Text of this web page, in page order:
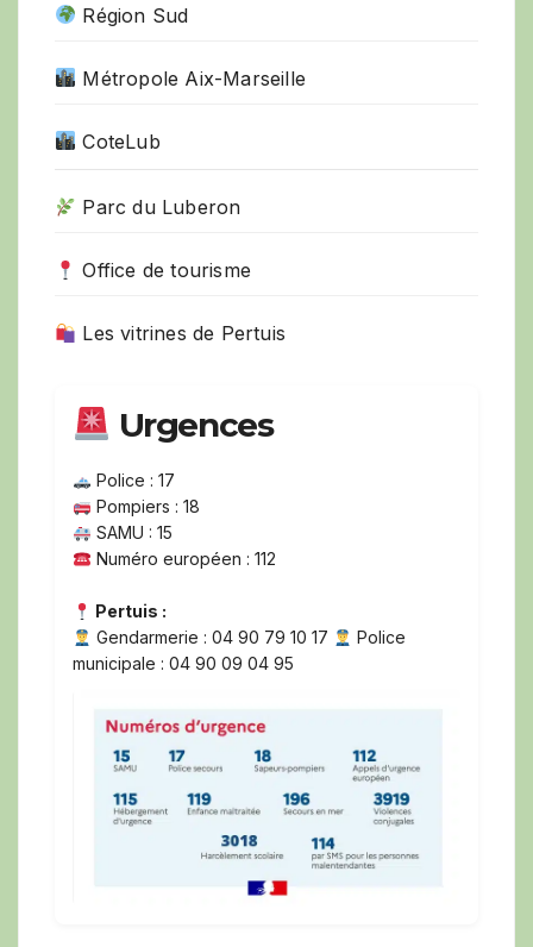
Région Sud
Métropole Aix-Marseille
CoteLub
Parc du Luberon
Office de tourisme
Les vitrines de Pertuis
Urgences
Police : 17
Pompiers : 18
SAMU : 15
Numéro européen : 112
Pertuis :
Gendarmerie : 04 90 79 10 17
Police
municipale : 04 90 09 04 95